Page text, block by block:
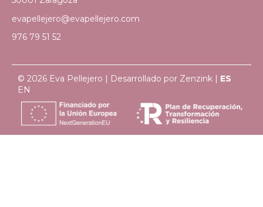
evapellejero@evapellejero.com
976 79 51 52
© 2026 Eva Pellejero | Desarrollado por Zenzink | ES
EN